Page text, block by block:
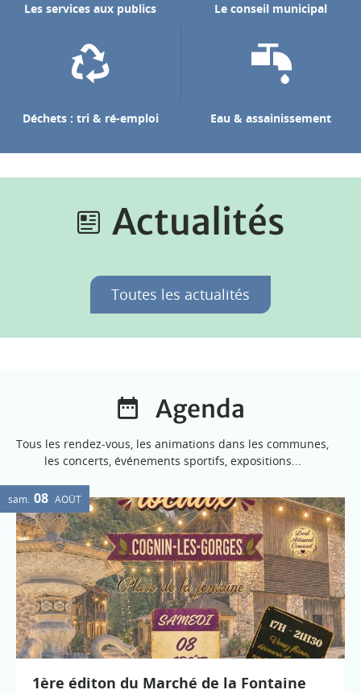
Les services aux publics Le conseil municipal
Déchets : tri & ré-emploi Eau & assainissement
Actualités
Toutes les actualités
Agenda
Tous les rendez-vous, les animations dans les communes,
les concerts, événements sportifs, expositions...
sam. 08 AOÛT
1ère éditon du Marché de la Fontaine